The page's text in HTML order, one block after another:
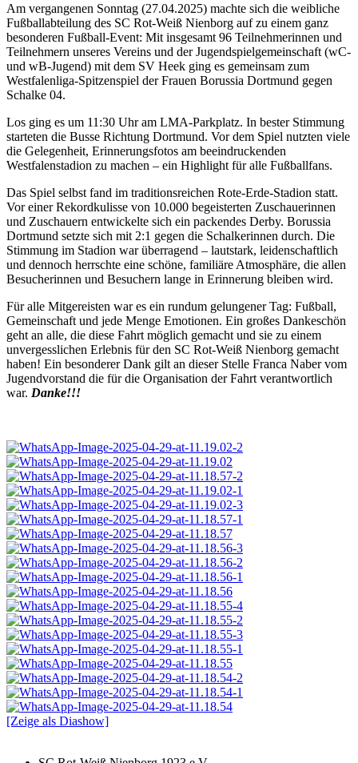
Am vergangenen Sonntag (27.04.2025) machte sich die weibliche
Fußballabteilung des SC Rot-Weiß Nienborg auf zu einem ganz
besonderen Fußball-Event: Mit insgesamt 96 Teilnehmerinnen und
Teilnehmern unseres Vereins und der Jugendspielgemeinschaft (wC-
und wB-Jugend) mit dem SV Heek ging es gemeinsam zum
Westfalenliga-Spitzenspiel der Frauen Borussia Dortmund gegen
Schalke 04.
Los ging es um 11:30 Uhr am LMA-Parkplatz. In bester Stimmung
starteten die Busse Richtung Dortmund. Vor dem Spiel nutzten viele
die Gelegenheit, Erinnerungsfotos am beeindruckenden
Westfalenstadion zu machen – ein Highlight für alle Fußballfans.
Das Spiel selbst fand im traditionsreichen Rote-Erde-Stadion statt.
Vor einer Rekordkulisse von 10.000 begeisterten Zuschauerinnen
und Zuschauern entwickelte sich ein packendes Derby. Borussia
Dortmund setzte sich mit 2:1 gegen die Schalkerinnen durch. Die
Stimmung im Stadion war überragend – lautstark, leidenschaftlich
und dennoch herrschte eine schöne, familiäre Atmosphäre, die allen
Besucherinnen und Besuchern lange in Erinnerung bleiben wird.
Für alle Mitgereisten war es ein rundum gelungener Tag: Fußball,
Gemeinschaft und jede Menge Emotionen. Ein großes Dankeschön
geht an alle, die diese Fahrt möglich gemacht und sie zu einem
unvergesslichen Erlebnis für den SC Rot-Weiß Nienborg gemacht
haben! Ein besonderer Dank gilt an dieser Stelle Franca Naber vom
Jugendvorstand die für die Organisation der Fahrt verantwortlich
war. Danke!!!
[Zeige als Diashow]